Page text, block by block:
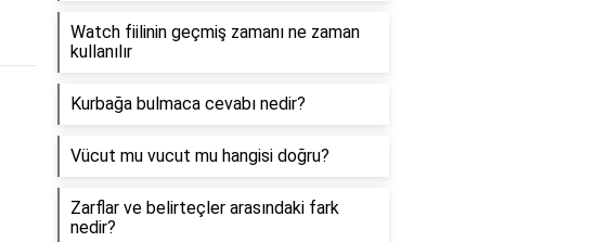
Watch fiilinin geçmiş zamanı ne zaman
kullanılır
Kurbağa bulmaca cevabı nedir?
Vücut mu vucut mu hangisi doğru?
Zarflar ve belirteçler arasındaki fark
nedir?